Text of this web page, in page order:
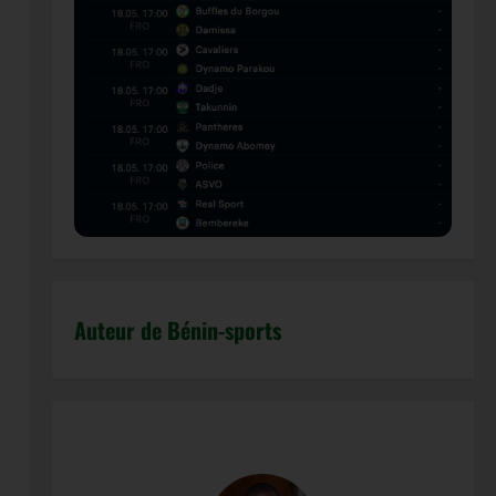
Auteur de Bénin-sports